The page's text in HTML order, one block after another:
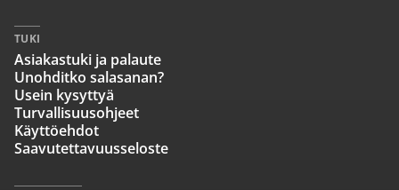
TUKI
Asiakastuki ja palaute
Unohditko salasanan?
Usein kysyttyä
Turvallisuusohjeet
Käyttöehdot
Saavutettavuusseloste